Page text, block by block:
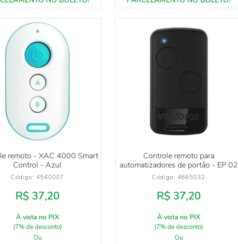
remoto - XAC 4000 Smart
Control - Azul
Código: 4540007
R$ 37,20
À vista no PIX
(7% de desconto)
Ou
Controle remoto para
automatizadores de portão - EP 02
Código: 4665032
R$ 37,20
À vista no PIX
(7% de desconto)
Ou